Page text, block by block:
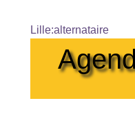
Lille:alternataire